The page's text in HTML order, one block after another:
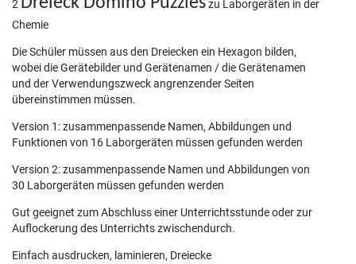
2
zu Laborgeräten in der
Chemie
Die Schüler müssen aus den Dreiecken ein Hexagon bilden,
wobei die Gerätebilder und Gerätenamen / die Gerätenamen
und der Verwendungszweck angrenzender Seiten
übereinstimmen müssen.
Version 1: zusammenpassende Namen, Abbildungen und
Funktionen von 16 Laborgeräten müssen gefunden werden
Version 2: zusammenpassende Namen und Abbildungen von
30 Laborgeräten müssen gefunden werden
Gut geeignet zum Abschluss einer Unterrichtsstunde oder zur
Auflockerung des Unterrichts zwischendurch.
Einfach ausdrucken, laminieren, Dreiecke